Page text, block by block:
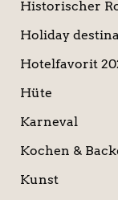
Historischer
Holiday
Hotelfavorit
Hüte
Karneval
Kochen &
Kunst